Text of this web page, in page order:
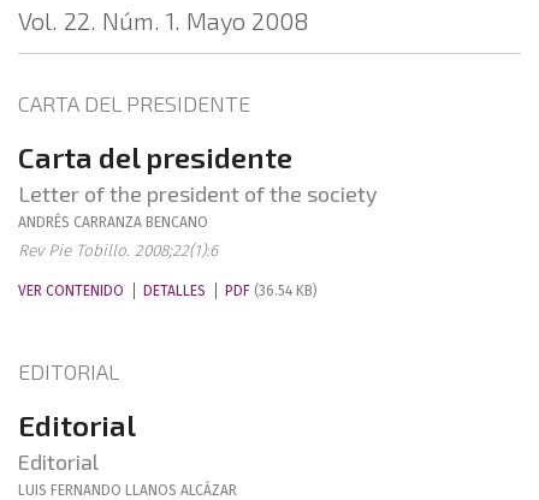
Vol. 22. Núm. 1. Mayo 2008
CARTA DEL PRESIDENTE
Carta del presidente
Letter of the president of the society
ANDRÉS CARRANZA BENCANO
Rev Pie Tobillo. 2008;22(1):6
VER CONTENIDO DETALLES PDF (36.54 KB)
EDITORIAL
Editorial
Editorial
LUIS FERNANDO LLANOS ALCÁZAR